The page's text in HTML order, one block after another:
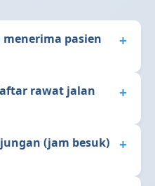
menerima pasien
rawat jalan
(jam besuk)